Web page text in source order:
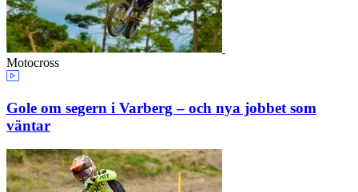
Motocross
Gole om segern i Varberg – och nya jobbet som
väntar